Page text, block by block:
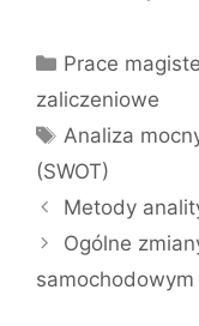
Kategorie
Prace
zaliczeniowe
Tagi
Analiza
(SWOT)
Metody
Ogólne
samochodowym